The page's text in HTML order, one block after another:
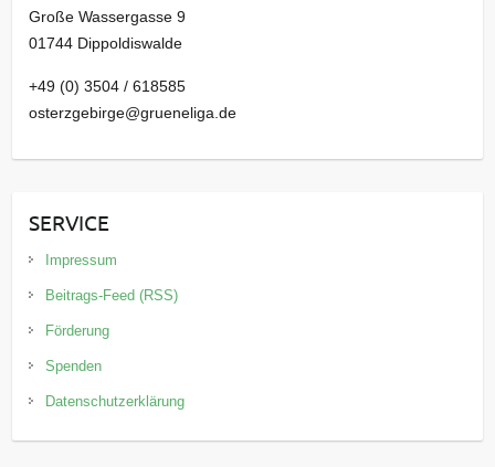
Große Wassergasse 9
01744 Dippoldiswalde
+49 (0) 3504 / 618585
osterzgebirge@grueneliga.de
SERVICE
Impressum
Beitrags-Feed (RSS)
Förderung
Spenden
Datenschutzerklärung